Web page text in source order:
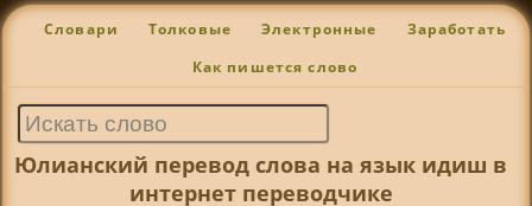
Словари Толковые Электронные Заработать
Как пишется слово
Юлианский перевод слова на язык идиш в
интернет переводчике